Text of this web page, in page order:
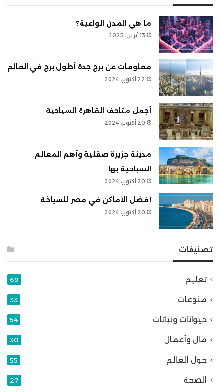
ما هي المدن الواعية؟
13 أبريل، 2025
معلومات عن برج جدة أطول برج في العالم
22 أكتوبر، 2024
أجمل متاحف القاهرة السياحية
20 أكتوبر، 2024
مدينة جزيرة صقلية وأهم المعالم
السياحية بها
20 أكتوبر، 2024
أفضل الأماكن في مصر للسياخة
20 أكتوبر، 2024
تصنيفات
تعليم 69
منوعات 33
حيوانات ونباتات 54
مال وأعمال 30
حول العالم 55
الصحة 27